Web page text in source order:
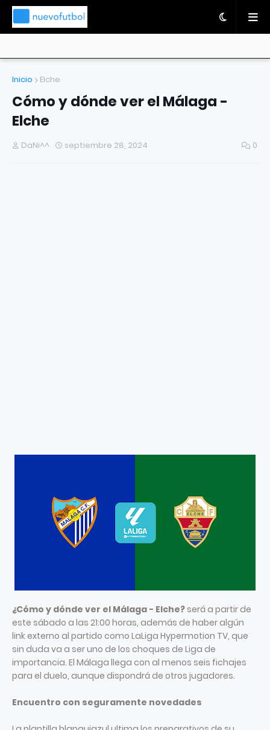
Inicio Elche
Cómo y dónde ver el Málaga -
Elche
DaNi^^ septiembre 28, 2024 0
¿Cómo y dónde ver el Málaga - Elche? será a partir de
este sábado a las 21:00 horas, además de haber algún
link externo al partido como LaLiga Hypermotion TV, que
sin duda va a ser uno de los choques de Liga de
importancia. El Málaga llega con al menos seis fichajes
para el duelo, aunque dispondrá de otros jugadores.
Encuentro con seguramente novedades